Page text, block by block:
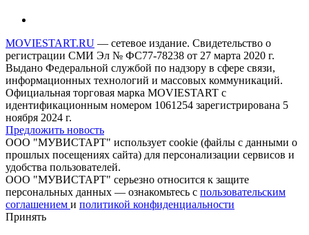
MOVIESTART.RU — сетевое издание. Свидетельство о
регистрации СМИ Эл № ФС77-78238 от 27 марта 2020 г.
Выдано Федеральной службой по надзору в сфере связи,
информационных технологий и массовых коммуникаций.
Официальная торговая марка MOVIESTART с
идентификационным номером 1061254 зарегистрирована 5
ноября 2024 г.
Предложить новость
ООО "МУВИСТАРТ" использует cookie (файлы с данными о
прошлых посещениях сайта) для персонализации сервисов и
удобства пользователей.
ООО "МУВИСТАРТ" серьезно относится к защите
персональных данных — ознакомьтесь с пользовательским
соглашением и политикой конфиденциальности
Принять